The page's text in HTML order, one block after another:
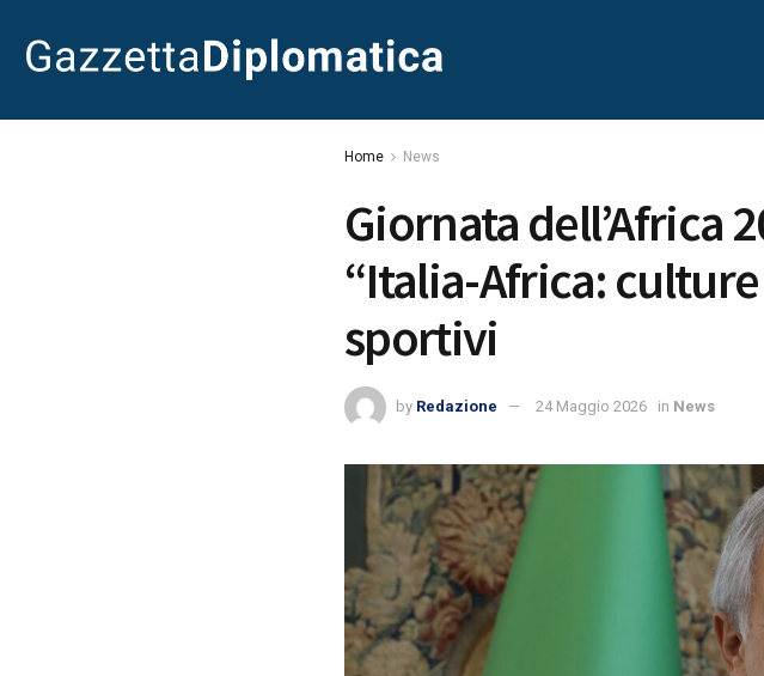
Home News
Giornata dell’Africa
“Italia-Africa:
sportivi
by Redazione 24 Maggio 2026 in News